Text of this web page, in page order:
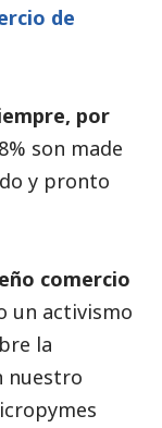
de
por
son made
y pronto
comercio
un activismo
la
nuestro